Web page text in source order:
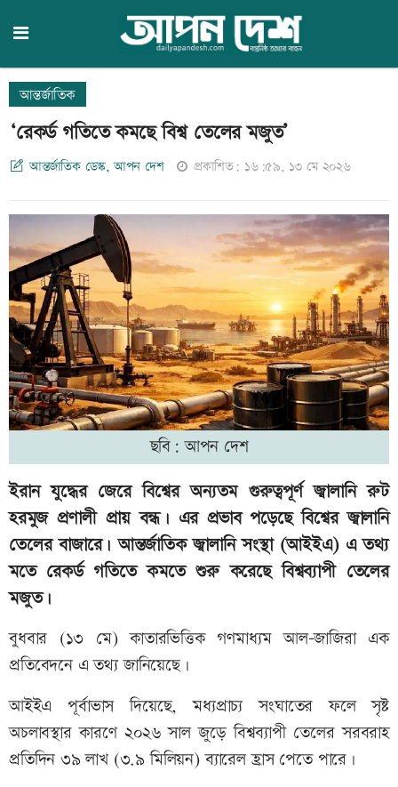
আন্তর্জাতিক
‘রেকর্ড গতিতে কমছে বিশ্ব তেলের মজুত’
আন্তর্জাতিক ডেস্ক, আপন দেশ প্রকাশিত: ১৬:৫৯, ১৩ মে ২০২৬
ছবি: আপন দেশ
ইরান যুদ্ধের জেরে বিশ্বের অন্যতম গুরুত্বপূর্ণ জ্বালানি রুট
হরমুজ প্রণালী প্রায় বন্ধ। এর প্রভাব পড়েছে বিশ্বের জ্বালানি
তেলের বাজারে। আন্তর্জাতিক জ্বালানি সংস্থা (আইইএ) এ তথ্য
মতে রেকর্ড গতিতে কমতে শুরু করেছে বিশ্বব্যাপী তেলের
মজুত।
বুধবার (১৩ মে) কাতারভিত্তিক গণমাধ্যম আল-জাজিরা এক
প্রতিবেদনে এ তথ্য জানিয়েছে।
আইইএ পূর্বাভাস দিয়েছে, মধ্যপ্রাচ্য সংঘাতের ফলে সৃষ্ট
অচলাবস্থার কারণে ২০২৬ সাল জুড়ে বিশ্বব্যাপী তেলের সরবরাহ
প্রতিদিন ৩৯ লাখ (৩.৯ মিলিয়ন) ব্যারেল হ্রাস পেতে পারে।